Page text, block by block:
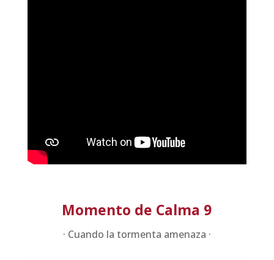
Momento de Calma 9
· Cuando la tormenta amenaza ·